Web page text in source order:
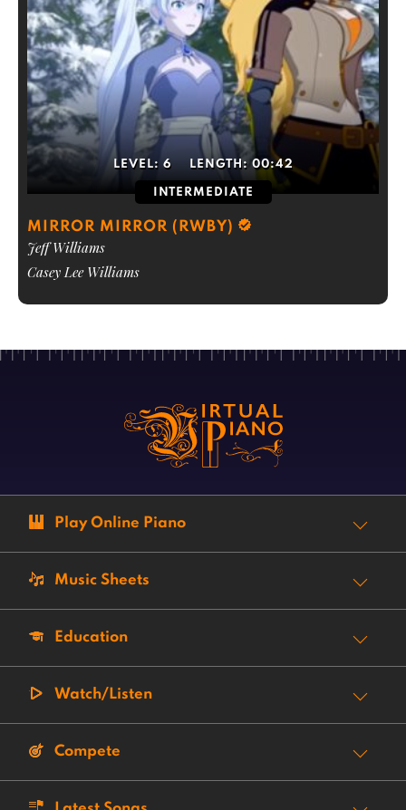
LEVEL: 6 LENGTH: 00:42
INTERMEDIATE
MIRROR MIRROR (RWBY)
Jeff Williams
Casey Lee Williams
Play Online Piano
Music Sheets
Education
Watch/Listen
Compete